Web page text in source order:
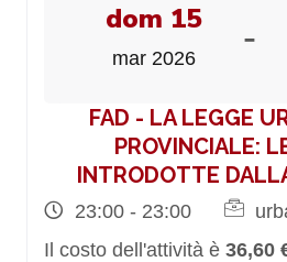
dom 15
mar 2026 -
FAD - LA LEGGE
PROVINCIALE:
INTRODOTTE
23:00 - 23:00
Il costo dell'attività è 36,60